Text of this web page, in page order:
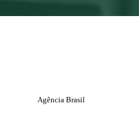
Agência Brasil